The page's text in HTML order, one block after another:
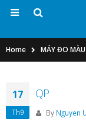
Home MÁY ĐO
17
Th9
QP
By Nguyen